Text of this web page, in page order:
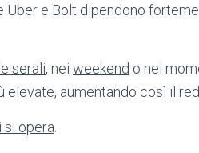
e Bolt dipendono
serali, nei weekend o nei
aumentando così il
si opera